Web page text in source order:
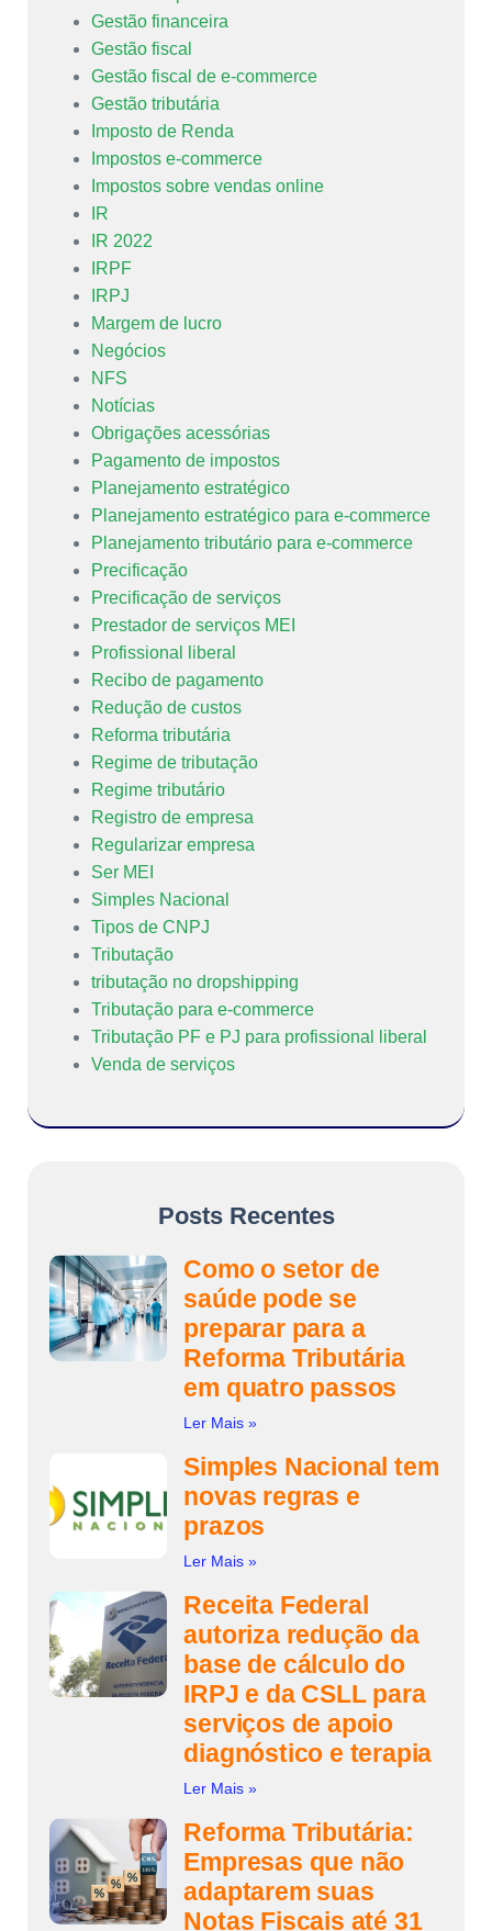
Gestão financeira
Gestão fiscal
Gestão fiscal de e-commerce
Gestão tributária
Imposto de Renda
Impostos e-commerce
Impostos sobre vendas online
IR
IR 2022
IRPF
IRPJ
Margem de lucro
Negócios
NFS
Notícias
Obrigações acessórias
Pagamento de impostos
Planejamento estratégico
Planejamento estratégico para e-commerce
Planejamento tributário para e-commerce
Precificação
Precificação de serviços
Prestador de serviços MEI
Profissional liberal
Recibo de pagamento
Redução de custos
Reforma tributária
Regime de tributação
Regime tributário
Registro de empresa
Regularizar empresa
Ser MEI
Simples Nacional
Tipos de CNPJ
Tributação
tributação no dropshipping
Tributação para e-commerce
Tributação PF e PJ para profissional liberal
Venda de serviços
Posts Recentes
Como o setor de
saúde pode se
preparar para a
Reforma Tributária
em quatro passos
Ler Mais »
Simples Nacional tem
novas regras e
prazos
Ler Mais »
Receita Federal
autoriza redução da
base de cálculo do
IRPJ e da CSLL para
serviços de apoio
diagnóstico e terapia
Ler Mais »
Reforma Tributária:
Empresas que não
adaptarem suas
Notas Fiscais até 31